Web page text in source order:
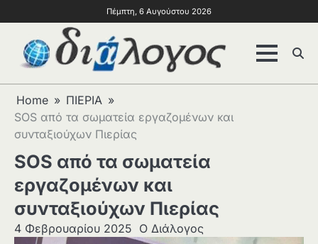
Πέμπτη, 6 Αυγούστου 2026
Home
ΠΙΕΡΙΑ
SOS από τα σωματεία εργαζομένων και
συνταξιούχων Πιερίας
SOS από τα σωματεία
εργαζομένων και
συνταξιούχων Πιερίας
4 Φεβρουαρίου 2025 Ο Διάλογος